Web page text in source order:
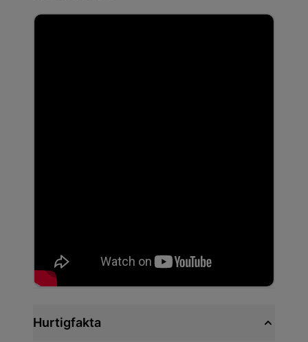
Hurtigfakta